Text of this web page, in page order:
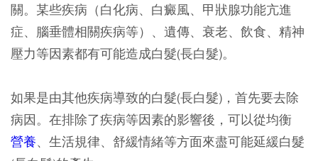
關。某些疾病（白化病、白癜風、甲狀腺功能亢進
症、腦垂體相關疾病等）、遺傳、衰老、飲食、精神
壓力等因素都有可能造成白髮(長白髮)。
如果是由其他疾病導致的白髮(長白髮)，首先要去除
病因。在排除了疾病等因素的影響後，可以從均衡
營養、生活規律、舒緩情緒等方面來盡可能延緩白髮